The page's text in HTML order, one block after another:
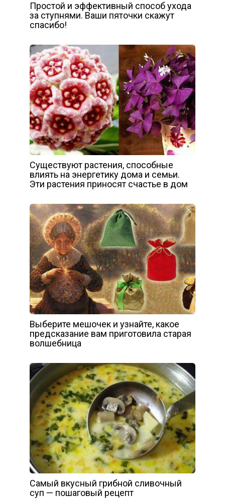
Простой и эффективный способ ухода
за ступнями. Ваши пяточки скажут
спасибо!
Существуют растения, способные
влиять на энергетику дома и семьи.
Эти растения приносят счастье в дом
Выберите мешочек и узнайте, какое
предсказание вам приготовила старая
волшебница
Самый вкусный грибной сливочный
суп — пошаговый рецепт